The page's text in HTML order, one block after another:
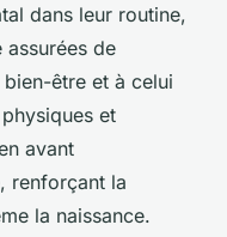
dans leur routine,
assurées de
être et à celui
physiques et
avant
renforçant la
la naissance.